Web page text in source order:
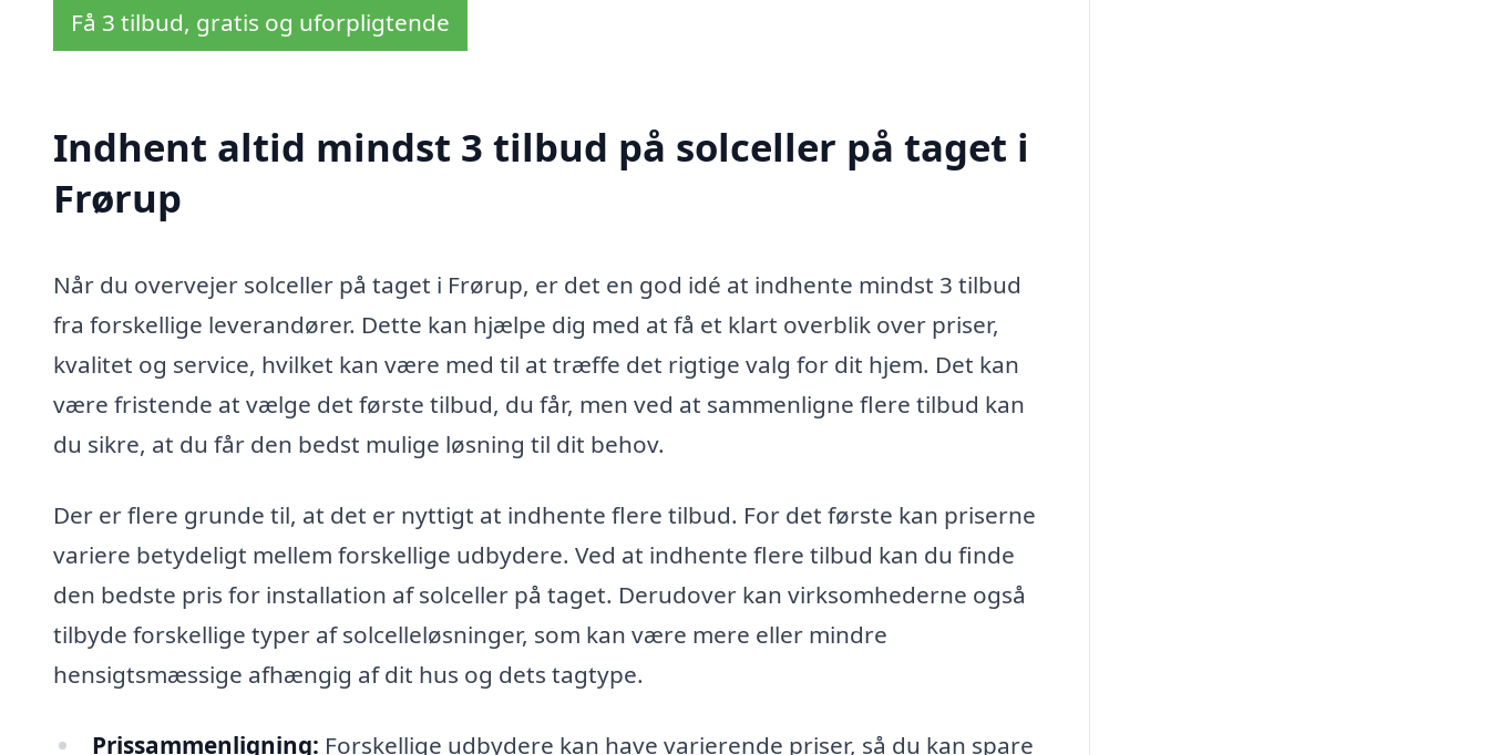
Få 3 tilbud, gratis og uforpligtende
Indhent altid mindst 3 tilbud på solceller på taget i
Frørup
Når du overvejer solceller på taget i Frørup, er det en god idé at indhente mindst 3 tilbud
fra forskellige leverandører. Dette kan hjælpe dig med at få et klart overblik over priser,
kvalitet og service, hvilket kan være med til at træffe det rigtige valg for dit hjem. Det kan
være fristende at vælge det første tilbud, du får, men ved at sammenligne flere tilbud kan
du sikre, at du får den bedst mulige løsning til dit behov.
Der er flere grunde til, at det er nyttigt at indhente flere tilbud. For det første kan priserne
variere betydeligt mellem forskellige udbydere. Ved at indhente flere tilbud kan du finde
den bedste pris for installation af solceller på taget. Derudover kan virksomhederne også
tilbyde forskellige typer af solcelleløsninger, som kan være mere eller mindre
hensigtsmæssige afhængig af dit hus og dets tagtype.
Prissammenligning: Forskellige udbydere kan have varierende priser, så du kan spare